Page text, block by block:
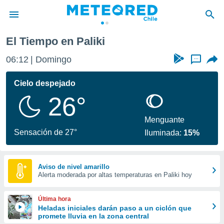
de
por
se
calidad.
a este
las
y
forma
digital
basada
El Tiempo en Paliki
06:12 Domingo ...
Cielo despejado
26°
Sensación de 27°
Menguante
Iluminada: 15%
Aviso de nivel amarillo
Alerta moderada por altas temperaturas en Paliki hoy
Última hora
Heladas iniciales darán paso a un ciclón que
promete lluvia en la zona central